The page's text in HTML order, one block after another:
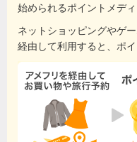
始められるポイントメディ
ネットショッピングやゲ
経由して利用すると、ポ